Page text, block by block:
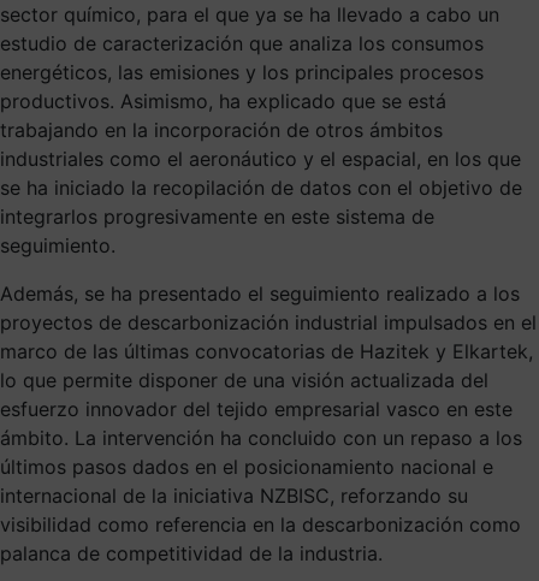
sector químico, para el que ya se ha llevado a cabo un
estudio de caracterización que analiza los consumos
energéticos, las emisiones y los principales procesos
productivos. Asimismo, ha explicado que se está
trabajando en la incorporación de otros ámbitos
industriales como el aeronáutico y el espacial, en los que
se ha iniciado la recopilación de datos con el objetivo de
integrarlos progresivamente en este sistema de
seguimiento.
Además, se ha presentado el seguimiento realizado a los
proyectos de descarbonización industrial impulsados en el
marco de las últimas convocatorias de Hazitek y Elkartek,
lo que permite disponer de una visión actualizada del
esfuerzo innovador del tejido empresarial vasco en este
ámbito. La intervención ha concluido con un repaso a los
últimos pasos dados en el posicionamiento nacional e
internacional de la iniciativa NZBISC, reforzando su
visibilidad como referencia en la descarbonización como
palanca de competitividad de la industria.